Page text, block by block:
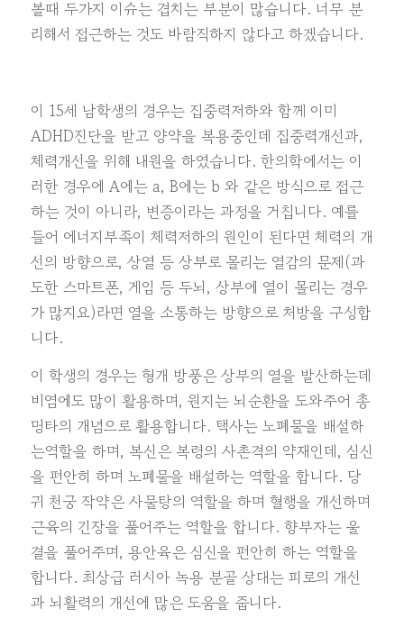
볼때 두가지 이슈는 겹치는 부분이 많습니다. 너무 분
리해서 접근하는 것도 바람직하지 않다고 하겠습니다.
이 15세 남학생의 경우는 집중력저하와 함께 이미
ADHD진단을 받고 양약을 복용중인데 집중력개선과,
체력개선을 위해 내원을 하였습니다. 한의학에서는 이
러한 경우에 A에는 a, B에는 b 와 같은 방식으로 접근
하는 것이 아니라, 변증이라는 과정을 거칩니다. 예를
들어 에너지부족이 체력저하의 원인이 된다면 체력의 개
선의 방향으로, 상열 등 상부로 몰리는 열감의 문제(과
도한 스마트폰, 게임 등 두뇌, 상부에 열이 몰리는 경우
가 많지요)라면 열을 소통하는 방향으로 처방을 구성합
니다.
이 학생의 경우는 형개 방풍은 상부의 열을 발산하는데
비염에도 많이 활용하며, 원지는 뇌순환을 도와주어 총
명타의 개념으로 활용합니다. 택사는 노폐물을 배설하
는역할을 하며, 복신은 복령의 사촌격의 약재인데, 심신
을 편안히 하며 노폐물을 배설하는 역할을 합니다. 당
귀 천궁 작약은 사물탕의 역할을 하며 혈행을 개선하며
근육의 긴장을 풀어주는 역할을 합니다. 향부자는 울
결을 풀어주며, 용안육은 심신을 편안히 하는 역할을
합니다. 최상급 러시아 녹용 분골 상대는 피로의 개선
과 뇌활력의 개선에 많은 도움을 줍니다.